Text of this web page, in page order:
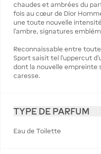
chaudes et ambrées du
fois au cœur de Dior
une toute nouvelle
l'ambre, signatures
Reconnaissable entre
Sport saisit tel l'uppercut
dont la nouvelle empreinte
caresse.
TYPE DE PARFUM
Eau de Toilette